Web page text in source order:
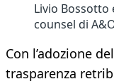
Livio
counsel di
Con l’adozione
trasparenza